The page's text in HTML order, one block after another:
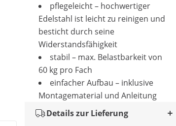
pflegeleicht – hochwertiger
Edelstahl ist leicht zu reinigen und
besticht durch seine
Widerstandsfähigkeit
stabil – max. Belastbarkeit von
60 kg pro Fach
einfacher Aufbau – inklusive
Montagematerial und Anleitung
Details zur Lieferung